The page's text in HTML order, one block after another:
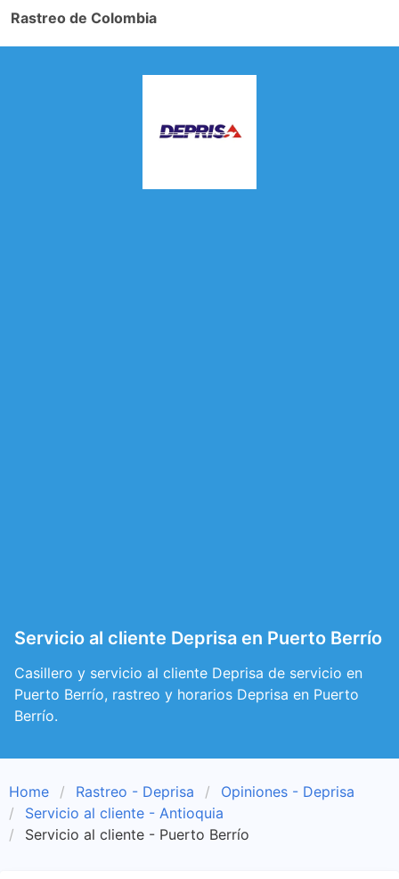
Rastreo de Colombia
Servicio al cliente Deprisa en Puerto Berrío
Casillero y servicio al cliente Deprisa de servicio en
Puerto Berrío, rastreo y horarios Deprisa en Puerto
Berrío.
Home Rastreo - Deprisa
Opiniones - Deprisa
Servicio al cliente - Antioquia
Servicio al cliente - Puerto Berrío